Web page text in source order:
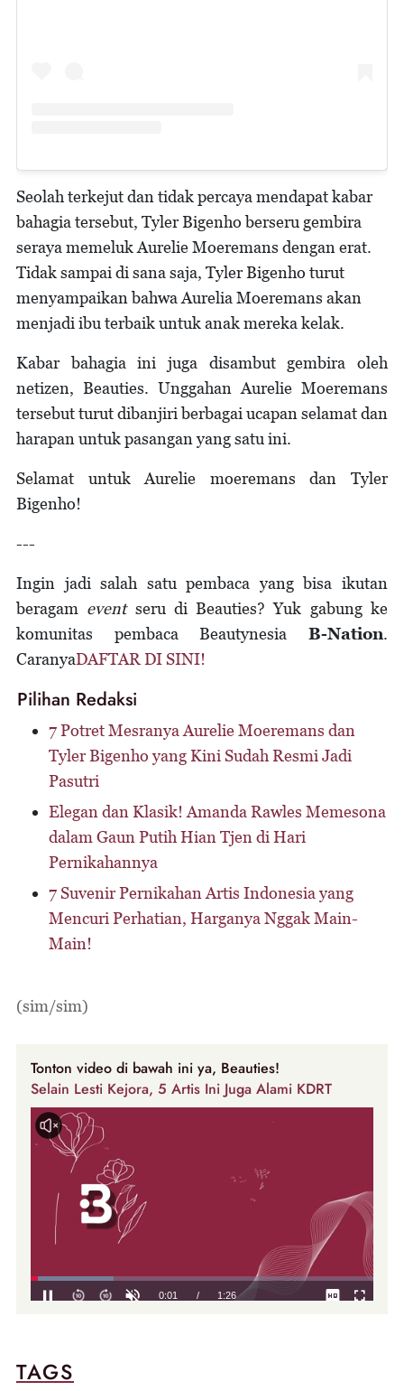
Seolah terkejut dan tidak percaya mendapat kabar
bahagia tersebut, Tyler Bigenho berseru gembira
seraya memeluk Aurelie Moeremans dengan erat.
Tidak sampai di sana saja, Tyler Bigenho turut
menyampaikan bahwa Aurelia Moeremans akan
menjadi ibu terbaik untuk anak mereka kelak.
Kabar bahagia ini juga disambut gembira oleh
netizen, Beauties. Unggahan Aurelie Moeremans
tersebut turut dibanjiri berbagai ucapan selamat dan
harapan untuk pasangan yang satu ini.
Selamat untuk Aurelie moeremans dan Tyler
Bigenho!
---
Ingin jadi salah satu pembaca yang bisa ikutan
beragam eventseru di Beauties? Yuk gabung ke
komunitas pembaca Beautynesia B-Nation.
CaranyaDAFTAR DI SINI!
Pilihan Redaksi
7 Potret Mesranya Aurelie Moeremans dan
Tyler Bigenho yang Kini Sudah Resmi Jadi
Pasutri
Elegan dan Klasik! Amanda Rawles Memesona
dalam Gaun Putih Hian Tjen di Hari
Pernikahannya
7 Suvenir Pernikahan Artis Indonesia yang
Mencuri Perhatian, Harganya Nggak Main-
Main!
(sim/sim)
Tonton video di bawah ini ya, Beauties!
Selain Lesti Kejora, 5 Artis Ini Juga Alami KDRT
TAGS